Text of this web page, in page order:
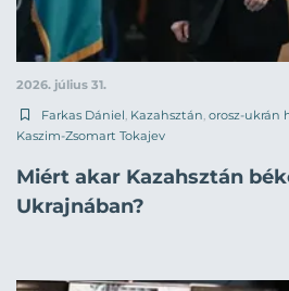
2026. július 31.
Farkas Dániel, Kazahsztán, orosz-ukrán
Kaszim-Zsomart Tokajev
Miért akar Kazahsztán
Ukrajnában?